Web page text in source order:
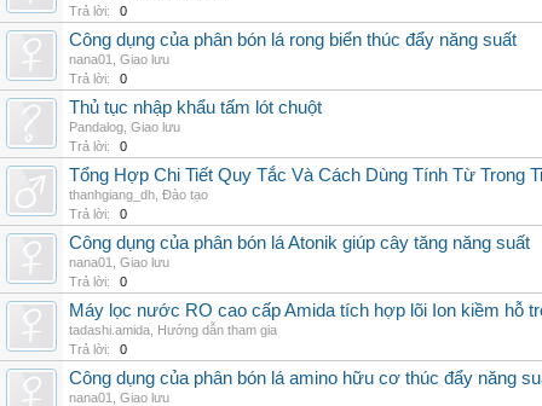
Trả lời:
0
Công dụng của phân bón lá rong biển thúc đẩy năng suất
nana01
Giao lưu
Trả lời:
0
Thủ tục nhập khẩu tấm lót chuột
Pandalog Giao lưu
Trả lời:
0
Tổng Hợp Chi Tiết Quy Tắc Và Cách Dùng Tính Từ Trong
thanhgiang_dh Đào tạo
Trả lời:
0
Công dụng của phân bón lá Atonik giúp cây tăng năng suất
nana01
Giao lưu
Trả lời:
0
Máy lọc nước RO cao cấp Amida tích hợp lõi Ion kiềm hỗ
tadashi.amida Hướng dẫn tham gia
Trả lời:
0
Công dụng của phân bón lá amino hữu cơ thúc đẩy năng
nana01
Giao lưu